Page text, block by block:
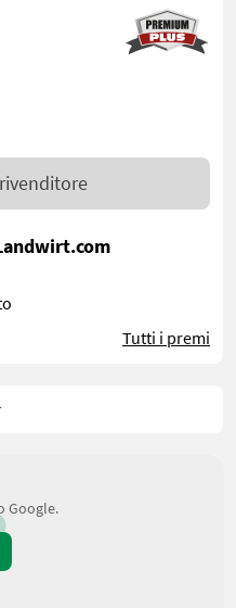
Tutti i premi
Google.